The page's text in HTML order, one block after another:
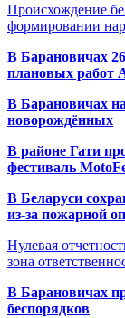
Происхождение
формировании
В Барановичах
плановых работ
В Барановичах
новорождённых
В районе Гати
фестиваль
В Беларуси
из-за пожарной
Нулевая
зона
В Барановичах
беспорядков